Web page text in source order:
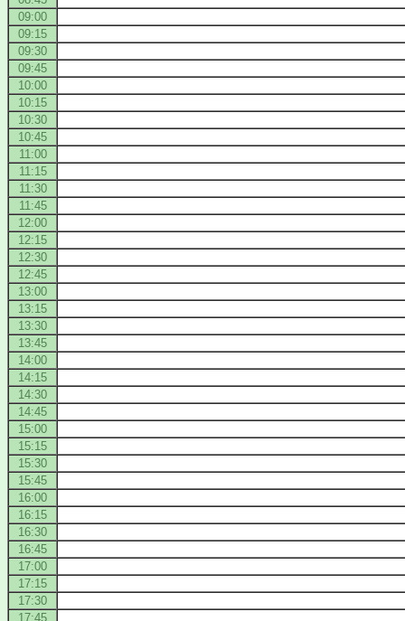
09:00
09:15
09:30
09:45
10:00
10:15
10:30
10:45
11:00
11:15
11:30
11:45
12:00
12:15
12:30
12:45
13:00
13:15
13:30
13:45
14:00
14:15
14:30
14:45
15:00
15:15
15:30
15:45
16:00
16:15
16:30
16:45
17:00
17:15
17:30
17:45